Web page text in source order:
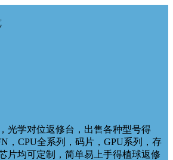
光学对位返修台，出售各种型号得
，CPU全系列，码片，GPU系列，存
片均可定制，简单易上手得植球返修